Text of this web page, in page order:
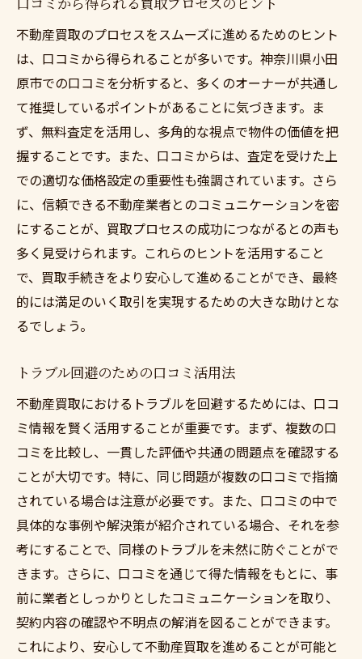
不動産買取のプロセスをスムーズに進めるためのヒント
は、口コミから得られることが多いです。神奈川県小田
原市での口コミを分析すると、多くのオーナーが共通し
て推奨しているポイントがあることに気づきます。ま
ず、無料査定を活用し、多角的な視点で物件の価値を把
握することです。また、口コミからは、査定を受けた上
での適切な価格設定の重要性も強調されています。さら
に、信頼できる不動産業者とのコミュニケーションを密
にすることが、買取プロセスの成功につながるとの声も
多く見受けられます。これらのヒントを活用すること
で、買取手続きをより安心して進めることができ、最終
的には満足のいく取引を実現するための大きな助けとな
るでしょう。
トラブル回避のための口コミ活用法
不動産買取におけるトラブルを回避するためには、口コ
ミ情報を賢く活用することが重要です。まず、複数の口
コミを比較し、一貫した評価や共通の問題点を確認する
ことが大切です。特に、同じ問題が複数の口コミで指摘
されている場合は注意が必要です。また、口コミの中で
具体的な事例や解決策が紹介されている場合、それを参
考にすることで、同様のトラブルを未然に防ぐことがで
きます。さらに、口コミを通じて得た情報をもとに、事
前に業者としっかりとしたコミュニケーションを取り、
契約内容の確認や不明点の解消を図ることができます。
これにより、安心して不動産買取を進めることが可能と